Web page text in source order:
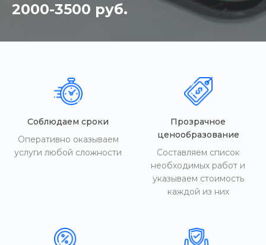
2000-3500 руб.
Соблюдаем сроки
Оперативно оказываем
услуги любой сложности
Прозрачное
ценообразование
Составляем список
необходимых работ и
указываем стоимость
каждой из них